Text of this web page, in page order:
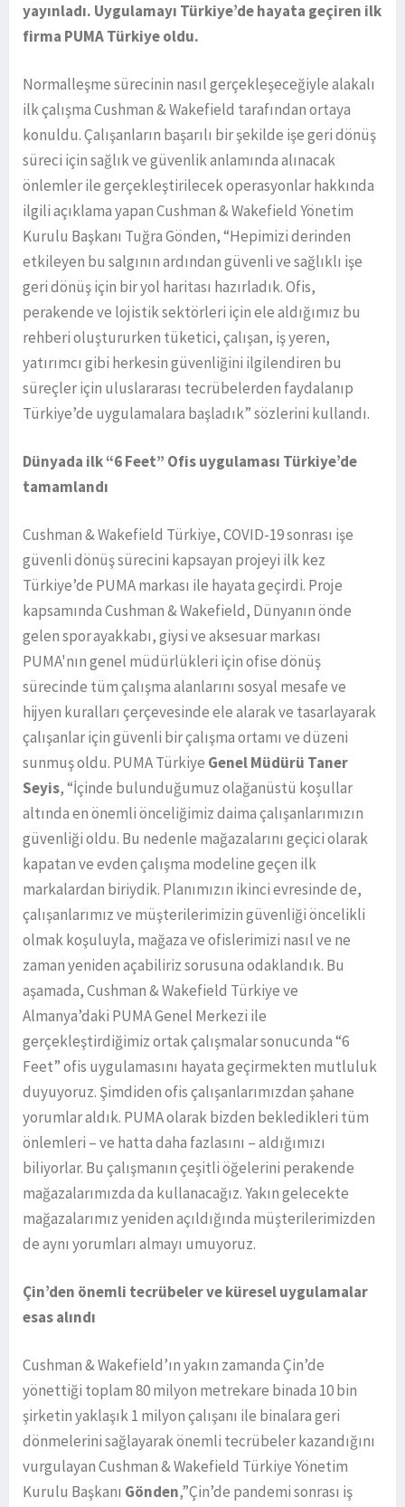
yayınladı. Uygulamayı Türkiye’de hayata geçiren ilk
firma PUMA Türkiye oldu.
Normalleşme sürecinin nasıl gerçekleşeceğiyle alakalı
ilk çalışma Cushman & Wakefield tarafından ortaya
konuldu. Çalışanların başarılı bir şekilde işe geri dönüş
süreci için sağlık ve güvenlik anlamında alınacak
önlemler ile gerçekleştirilecek operasyonlar hakkında
ilgili açıklama yapan Cushman & Wakefield Yönetim
Kurulu Başkanı Tuğra Gönden, “Hepimizi derinden
etkileyen bu salgının ardından güvenli ve sağlıklı işe
geri dönüş için bir yol haritası hazırladık. Ofis,
perakende ve lojistik sektörleri için ele aldığımız bu
rehberi oluştururken tüketici, çalışan, iş yeren,
yatırımcı gibi herkesin güvenliğini ilgilendiren bu
süreçler için uluslararası tecrübelerden faydalanıp
Türkiye’de uygulamalara başladık” sözlerini kullandı.
Dünyada ilk “6 Feet” Ofis uygulaması Türkiye’de
tamamlandı
Cushman & Wakefield Türkiye, COVID-19 sonrası işe
güvenli dönüş sürecini kapsayan projeyi ilk kez
Türkiye’de PUMA markası ile hayata geçirdi. Proje
kapsamında Cushman & Wakefield, Dünyanın önde
gelen spor ayakkabı, giysi ve aksesuar markası
PUMA'nın genel müdürlükleri için ofise dönüş
sürecinde tüm çalışma alanlarını sosyal mesafe ve
hijyen kuralları çerçevesinde ele alarak ve tasarlayarak
çalışanlar için güvenli bir çalışma ortamı ve düzeni
sunmuş oldu. PUMA Türkiye Genel Müdürü Taner
Seyis, “İçinde bulunduğumuz olağanüstü koşullar
altında en önemli önceliğimiz daima çalışanlarımızın
güvenliği oldu. Bu nedenle mağazalarını geçici olarak
kapatan ve evden çalışma modeline geçen ilk
markalardan biriydik. Planımızın ikinci evresinde de,
çalışanlarımız ve müşterilerimizin güvenliği öncelikli
olmak koşuluyla, mağaza ve ofislerimizi nasıl ve ne
zaman yeniden açabiliriz sorusuna odaklandık. Bu
aşamada, Cushman & Wakefield Türkiye ve
Almanya’daki PUMA Genel Merkezi ile
gerçekleştirdiğimiz ortak çalışmalar sonucunda “6
Feet” ofis uygulamasını hayata geçirmekten mutluluk
duyuyoruz. Şimdiden ofis çalışanlarımızdan şahane
yorumlar aldık. PUMA olarak bizden bekledikleri tüm
önlemleri – ve hatta daha fazlasını – aldığımızı
biliyorlar. Bu çalışmanın çeşitli öğelerini perakende
mağazalarımızda da kullanacağız. Yakın gelecekte
mağazalarımız yeniden açıldığında müşterilerimizden
de aynı yorumları almayı umuyoruz.
Çin’den önemli tecrübeler ve küresel uygulamalar
esas alındı
Cushman & Wakefield’ın yakın zamanda Çin’de
yönettiği toplam 80 milyon metrekare binada 10 bin
şirketin yaklaşık 1 milyon çalışanı ile binalara geri
dönmelerini sağlayarak önemli tecrübeler kazandığını
vurgulayan Cushman & Wakefield Türkiye Yönetim
Kurulu Başkanı Gönden,”Çin’de pandemi sonrası iş